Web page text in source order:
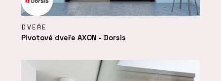
DVEŘE
Pivotové dveře AXON - Dorsis